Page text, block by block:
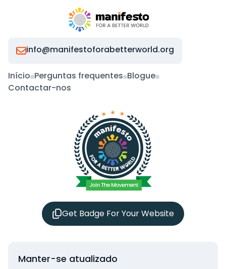
info@manifestoforabetterworld.org
Início Perguntas frequentes Blogue
Contactar-nos
Get Badge For Your Website
Manter-se atualizado